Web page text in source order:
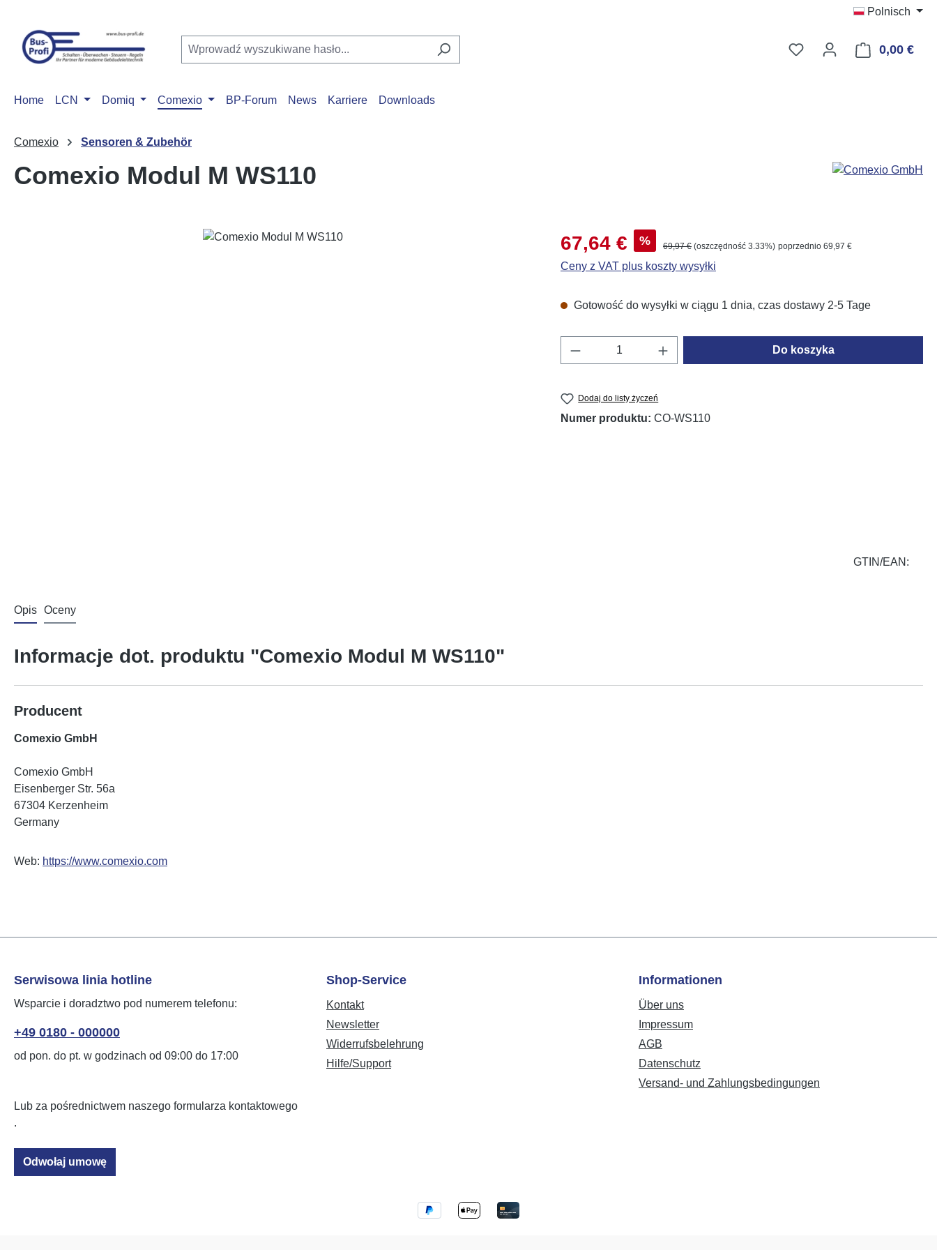
Polnisch
Masz 0 przedmioty na
0,00 €
Home LCN Domiq Comexio BP-Forum News Karriere Downloads
Comexio Sensoren & Zubehör
Comexio Modul M WS110
Cena sprzedaży:
67,64 € % Cena regularna:
69,97 € (oszczędność 3.33%) poprzednio 69,97 €
Ceny z VAT plus koszty wysyłki
Gotowość do wysyłki w ciągu 1 dnia, czas dostawy 2-5 Tage
Ilość produktu: Wprowadź żądaną ilość lub użyj
Do koszyka
Dodaj do listy życzeń
Numer produktu: CO-WS110
GTIN/EAN:
Opis Oceny
Informacje dot. produktu "Comexio Modul M WS110"
Producent
Comexio GmbH
Comexio GmbH
Eisenberger Str. 56a
67304 Kerzenheim
Germany
Web: https://www.comexio.com
Serwisowa linia hotline
Wsparcie i doradztwo pod numerem telefonu:
+49 0180 - 000000
od pon. do pt. w godzinach od 09:00 do 17:00
Lub za pośrednictwem naszego formularza kontaktowego
.
Odwołaj umowę
Shop-Service
Kontakt
Newsletter
Widerrufsbelehrung
Hilfe/Support
Informationen
Über uns
Impressum
AGB
Datenschutz
Versand- und Zahlungsbedingungen